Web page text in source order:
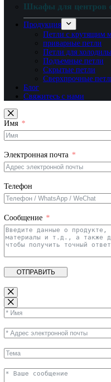
Шкафы для центров
Продукция
Петли с крутящим
приварные петли
Петли для
Подъемные петли
Скрытые петли
Сверхпрочные
Блог
Свяжитесь с нами
Имя
Электронная почта
Телефон
Сообщение
ОТПРАВИТЬ